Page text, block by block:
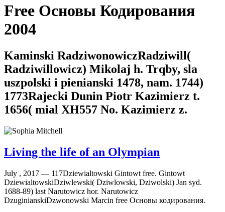
Free Основы Кодирования
2004
Kaminski RadziwonowiczRadziwill(
Radziwillowicz) Mikolaj h. Trqby, sla
uszpolski i pienianski 1478, nam. 1744)
1773Rajecki Dunin Piotr Kazimierz t.
1656( mial XH557 No. Kazimierz z.
Living the life of an Olympian
July , 2017 — 117Dziewialtowski Gintowt free. Gintowt
DziewialtowskiDziwlewski( Dziwlowski, Dziwolski) Jan syd.
1688-89) last Narutowicz hor. Narutowicz
DzuginianskiDzwonowski Marcin free Основы кодирования.